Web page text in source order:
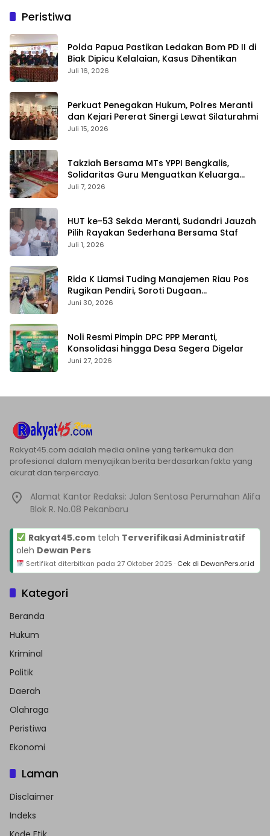
Peristiwa
Polda Papua Pastikan Ledakan Bom PD II di
Biak Dipicu Kelalaian, Kasus Dihentikan
Juli 16, 2026
Perkuat Penegakan Hukum, Polres Meranti
dan Kejari Pererat Sinergi Lewat Silaturahmi
Juli 15, 2026
Takziah Bersama MTs YPPI Bengkalis,
Solidaritas Guru Menguatkan Keluarga
yang Berduka
Juli 7, 2026
HUT ke-53 Sekda Meranti, Sudandri Jauzah
Pilih Rayakan Sederhana Bersama Staf
Juli 1, 2026
Rida K Liamsi Tuding Manajemen Riau Pos
Rugikan Pendiri, Soroti Dugaan
Pengambilalihan Aset
Juni 30, 2026
Noli Resmi Pimpin DPC PPP Meranti,
Konsolidasi hingga Desa Segera Digelar
Juni 27, 2026
Rakyat45.com adalah media online yang terkemuka dan
profesional dalam menyajikan berita berdasarkan fakta yang
akurat dan terpercaya.
Alamat Kantor Redaksi: Jalan Sentosa Perumahan Alifa
Blok R. No.08 Pekanbaru
Rakyat45.comtelah Terverifikasi Administratif
oleh Dewan Pers
Sertifikat diterbitkan pada 27 Oktober 2025 · Cek di DewanPers.or.id
Kategori
Beranda
Hukum
Kriminal
Politik
Daerah
Olahraga
Peristiwa
Ekonomi
Laman
Disclaimer
Indeks